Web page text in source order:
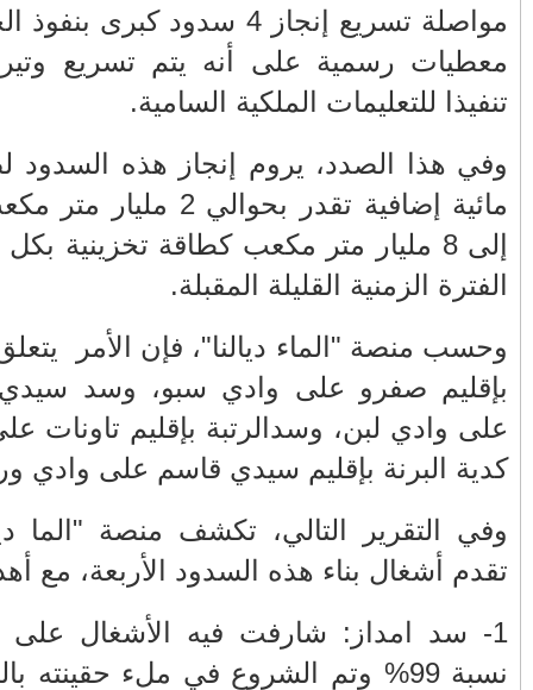
حيث كشفت
ليل نهار
موارد
وبهدف الوصول
خلال
سدود امداز
تاونات
وسد
نسبة
حيث بلغت
نهاية شهر
المغرب وفرنسا على
استعادة الكهرباء عقب
انقطاعه في شبه
الجزيرة الإيبيرية
الفلسطيني ينفعل
ويهاجم حماس بألفاظ
قاسية على الهواء
عين الشكاك بإقليم
صفرو.. بين واقع البنية
التحتية المهترئة
والحملات الانتخابية
مول الحوت
واحتجاجات الأسواق
الأسبوعية/الاحتقان
الصامت والتراشق
بـ"الصناديق"/أخنوش
والمتطوعون في
بركان..أشغال معطوبة
وقنوات صرف صحي
تقتل والمحاسبة يجب
أن تطال المسؤولين
والي جهة فاس مكناس
معاذ الجامعي ينهي
معاناة المواطنين
والعمال مع شركة
سيتي باص + وثيقة
الأكثر قراءة